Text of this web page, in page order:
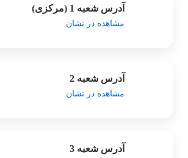
آدرس شعبه 1 (مرکزی)
مشاهده در نشان
آدرس شعبه 2
مشاهده در نشان
آدرس شعبه 3